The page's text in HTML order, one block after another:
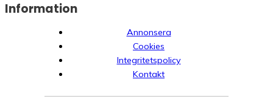
Information
Annonsera
Cookies
Integritetspolicy
Kontakt